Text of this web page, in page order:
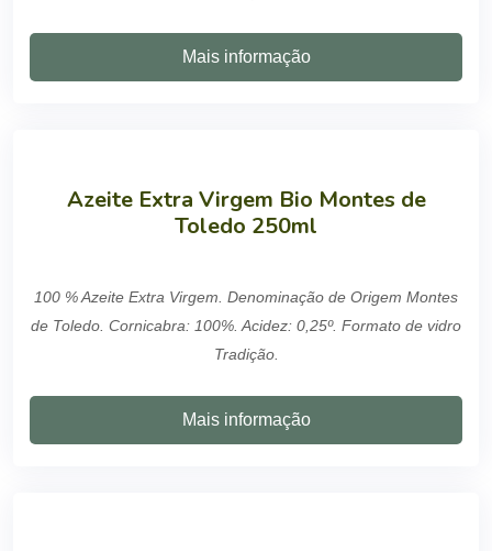
Mais informação
Azeite Extra Virgem Bio Montes de
Toledo 250ml
100 % Azeite Extra Virgem. Denominação de Origem Montes
de Toledo. Cornicabra: 100%. Acidez: 0,25º. Formato de vidro
Tradição.
Mais informação